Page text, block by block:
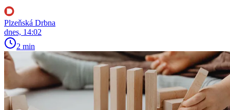
Plzeňská Drbna
dnes, 14:02
2 min